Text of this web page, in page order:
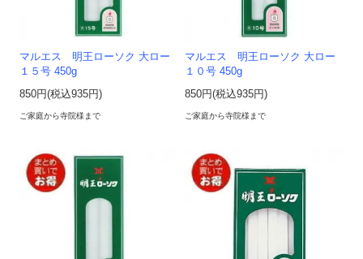
マルエス 明王ローソク 大ロー
１５号 450g
850円(税込935円)
ご家庭から寺院様まで
マルエス 明王ローソク 大ロー
１０号 450g
850円(税込935円)
ご家庭から寺院様まで